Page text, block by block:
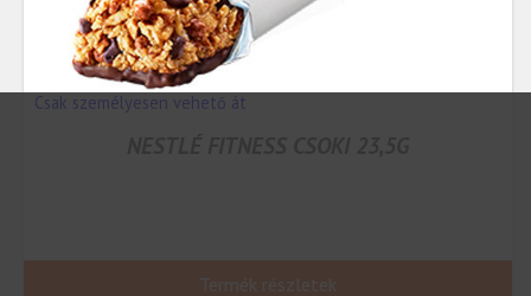
Csak személyesen vehető át